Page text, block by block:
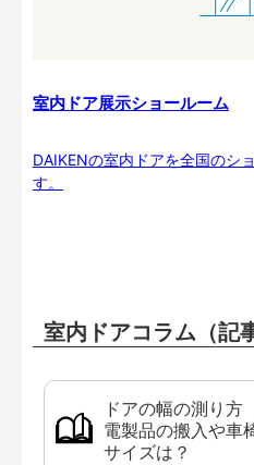
室内ドア展示ショールーム
DAIKENの室内ドアを全国のシ
す。
室内ドアコラム（記
ドアの幅の測り
電製品の搬入や車
サイズは？